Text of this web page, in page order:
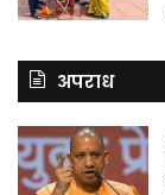
अपराध